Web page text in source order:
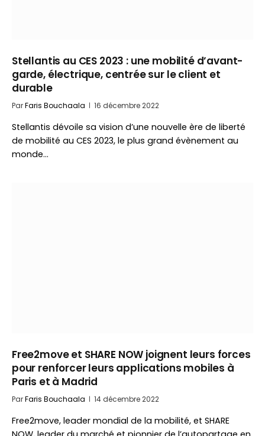
Stellantis au CES 2023 : une mobilité d’avant-
garde, électrique, centrée sur le client et
durable
ParFaris Bouchaala 16 décembre 2022
Stellantis dévoile sa vision d’une nouvelle ère de liberté
de mobilité au CES 2023, le plus grand évènement au
monde…
Free2move et SHARE NOW joignent leurs forces
pour renforcer leurs applications mobiles à
Paris et à Madrid
ParFaris Bouchaala 14 décembre 2022
Free2move, leader mondial de la mobilité, et SHARE